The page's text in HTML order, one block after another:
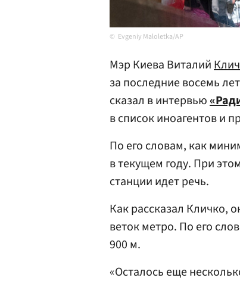
Evgeniy Maloletka/AP
Мэр Киева Виталий
за последние восемь
сказал в интервью
в список иноагентов и
По его словам, как
в текущем году. При
станции идет речь.
Как рассказал Кличко,
веток метро. По его
900 м.
«Осталось еще